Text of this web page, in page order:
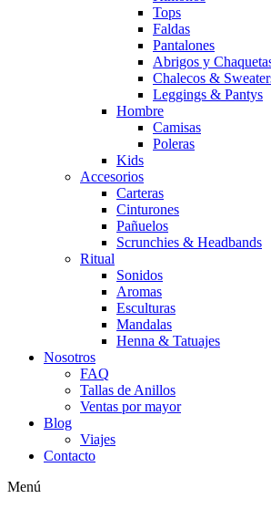
Tops
Faldas
Pantalones
Abrigos y
Chalecos &
Leggings & Pantys
Hombre
Camisas
Poleras
Kids
Accesorios
Carteras
Cinturones
Pañuelos
Scrunchies & Headbands
Ritual
Sonidos
Aromas
Esculturas
Mandalas
Henna & Tatuajes
Nosotros
FAQ
Tallas de Anillos
Ventas por mayor
Blog
Viajes
Contacto
Menú